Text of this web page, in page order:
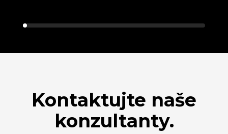
Kontaktujte naše
konzultanty.